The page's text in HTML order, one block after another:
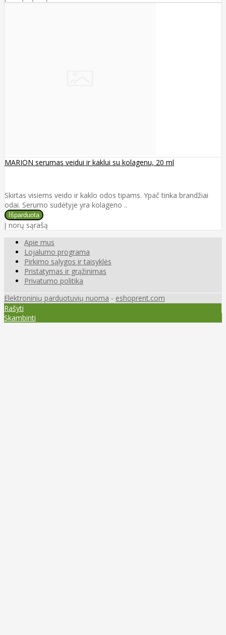
MARION serumas veidui ir kaklui su kolagenu, 20 ml
Skirtas visiems veido ir kaklo odos tipams. Ypač tinka brandžiai
odai. Serumo sudėtyje yra kolageno ..
Į norų sąrašą
Apie mus
Lojalumo programa
Pirkimo sąlygos ir taisyklės
Pristatymas ir grąžinimas
Privatumo politika
Elektroninių parduotuvių nuoma - eshoprent.com
Rašyti
Skambinti